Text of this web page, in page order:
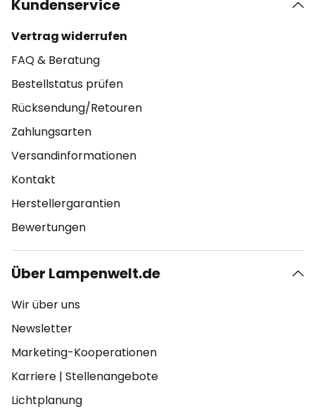
Kundenservice
Vertrag widerrufen
FAQ & Beratung
Bestellstatus prüfen
Rücksendung/Retouren
Zahlungsarten
Versandinformationen
Kontakt
Herstellergarantien
Bewertungen
Über Lampenwelt.de
Wir über uns
Newsletter
Marketing-Kooperationen
Karriere | Stellenangebote
Lichtplanung